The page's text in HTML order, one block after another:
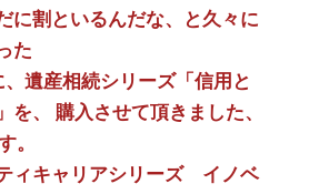
に割といるんだな、と久々に
た
、遺産相続シリーズ「信用と
を、 購入させて頂きました、
。
ィキャリアシリーズ イノベ